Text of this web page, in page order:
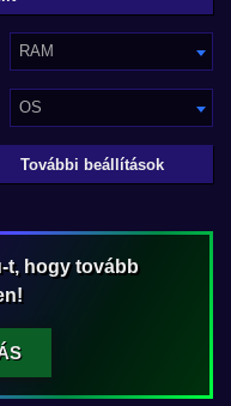
RAM
OS
További beállítások
t, hogy tovább